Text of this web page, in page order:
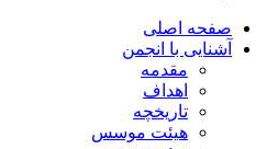
صفحه اصلی
آشنایی با انجمن
مقدمه
اهداف
تاریخچه
هیئت موسس